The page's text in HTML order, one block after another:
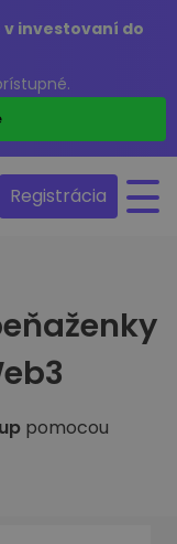
investovaní do
Registrácia
pomocou